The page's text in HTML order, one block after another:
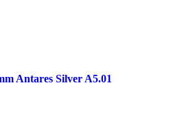
Antares Silver A5.01